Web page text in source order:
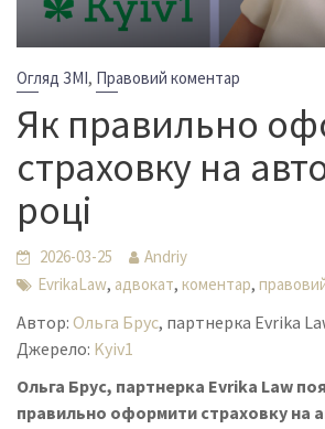
Огляд ЗМІ, Правовий коментар
Як правильно
страховку на
році
2026-03-25
Andriy
EvrikaLaw, адвокат, коментар,
Автор: Ольга Брус, партнерка Evrika
Джерело: Kyiv1
Ольга Брус, партнерка Evrika Law
правильно оформити страховку на